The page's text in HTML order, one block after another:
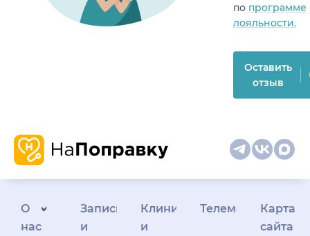
по программе
лояльности.
Оставить
отзыв
О
нас
Запись
и
Клиникам
и
Телемедицина
Карта
сайта